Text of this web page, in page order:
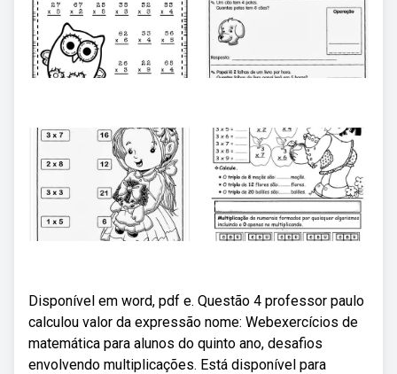
Disponível em word, pdf e. Questão 4 professor paulo
calculou valor da expressão nome: Webexercícios de
matemática para alunos do quinto ano, desafios
envolvendo multiplicações. Está disponível para